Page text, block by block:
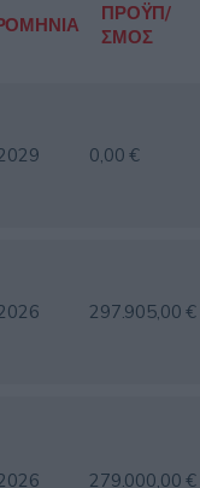
ΠΡΟΫΠ/
ΣΜΟΣ
0,00 €
297.905,00 €
279.000,00 €